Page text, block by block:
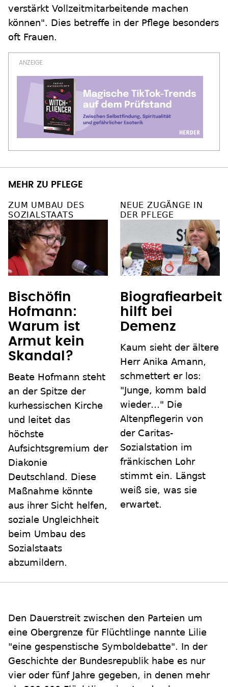
verstärkt Vollzeitmitarbeitende machen
können". Dies betreffe in der Pflege besonders
oft Frauen.
MEHR ZU PFLEGE
ZUM UMBAU DES
SOZIALSTAATS
Bischöfin
Hofmann:
Warum ist
Armut kein
Skandal?
Beate Hofmann steht
an der Spitze der
kurhessischen Kirche
und leitet das
höchste
Aufsichtsgremium der
Diakonie
Deutschland. Diese
Maßnahme könnte
aus ihrer Sicht helfen,
soziale Ungleichheit
beim Umbau des
Sozialstaats
abzumildern.
NEUE ZUGÄNGE IN
DER PFLEGE
Biografiearbeit
hilft bei
Demenz
Kaum sieht der ältere
Herr Anika Amann,
schmettert er los:
"Junge, komm bald
wieder…" Die
Altenpflegerin von
der Caritas-
Sozialstation im
fränkischen Lohr
stimmt ein. Längst
weiß sie, was sie
erwartet.
Den Dauerstreit zwischen den Parteien um
eine Obergrenze für Flüchtlinge nannte Lilie
"eine gespenstische Symboldebatte". In der
Geschichte der Bundesrepublik habe es nur
vier oder fünf Jahre gegeben, in denen mehr